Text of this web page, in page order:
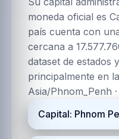
moneda oficial es
país cuenta con
cercana a
dataset de estados
principalmente en
Asia/Phnom_Penh
Capital: Phnom